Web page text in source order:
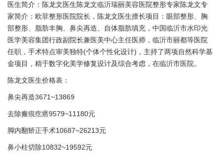
医生简介：陈龙文医生陈龙文临沂瑞丽美容医院整形专家陈龙文专
家简介：欧菲整形医院院长，陈龙文医生擅长项目：眼部整形、胸
部整形、脂肪丰胸、鼻尖再造、自体脂肪填充，中国临沂市水印光
医学美容集团行政副院长兼医美中心主任医师，临沂市丽都等医院
任职，手术特点审美独特(个体个性化设计)，主持了两项自然科学基
金项目，精于数字化美学修复设计及综合考虑，在临沂市医院。
陈龙文医生价格表：
鼻尖再造3671~13869
去除瘢痕疙瘩9579~11180元
脚内翻矫正手术10687~26213元
鼻小柱切除10832~19592元